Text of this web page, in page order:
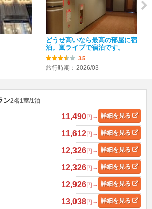
どうせ高いなら最高の部屋に宿
泊。嵐ライブで宿泊です。
3.5
旅行時期：2026/03
ン2名1室/1泊
11,490円～ 詳細を見る
11,612円～ 詳細を見る
12,326円～ 詳細を見る
12,326円～ 詳細を見る
12,926円～ 詳細を見る
13,038円～ 詳細を見る